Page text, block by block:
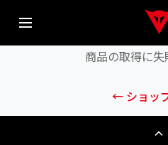
エラーが発
商品の取得に失
← ショッ